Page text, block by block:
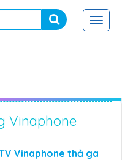
Vinaphone
Vinaphone thả ga